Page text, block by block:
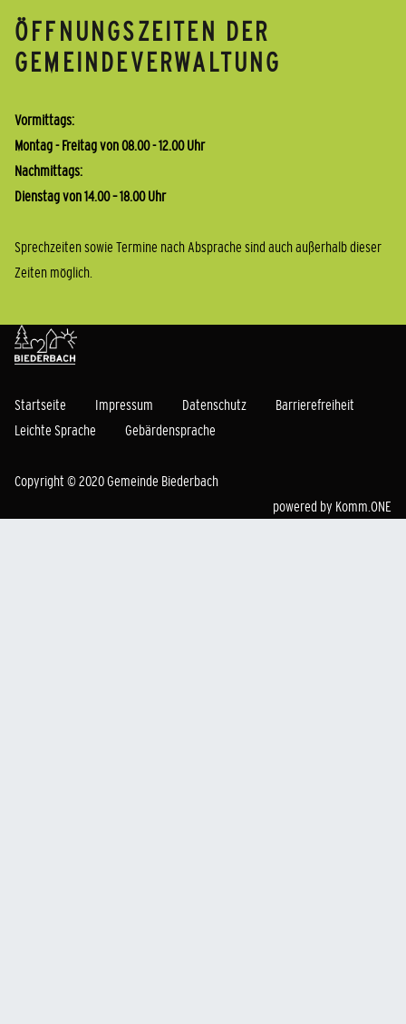
ÖFFNUNGSZEITEN DER
GEMEINDEVERWALTUNG
Vormittags:
Montag - Freitag von 08.00 - 12.00 Uhr
Nachmittags:
Dienstag von 14.00 – 18.00 Uhr
Sprechzeiten sowie Termine nach Absprache sind auch außerhalb dieser
Zeiten möglich.
Startseite Impressum Datenschutz
Barrierefreiheit
Leichte Sprache
Gebärdensprache
Copyright © 2020 Gemeinde Biederbach
powered by Komm.ONE